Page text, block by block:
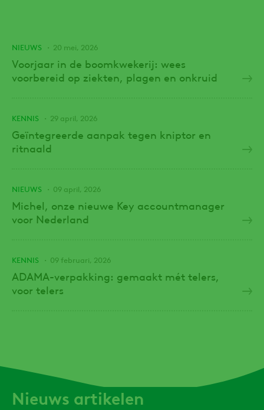
NIEUWS 20 mei, 2026
Voorjaar in de boomkwekerij: wees
voorbereid op ziekten, plagen en onkruid
KENNIS 29 april, 2026
Geïntegreerde aanpak tegen kniptor en
ritnaald
NIEUWS 09 april, 2026
Michel, onze nieuwe Key accountmanager
voor Nederland
KENNIS 09 februari, 2026
ADAMA-verpakking: gemaakt mét telers,
voor telers
Nieuws artikelen